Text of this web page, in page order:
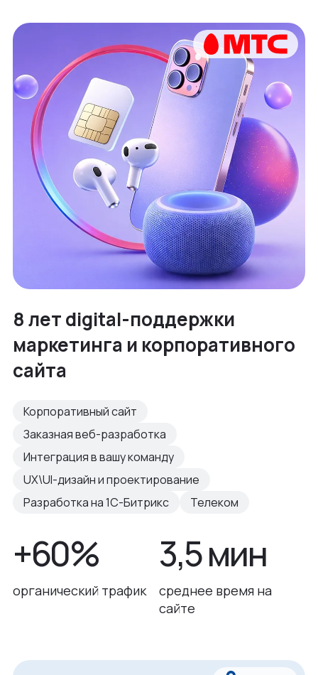
8 лет digital-поддержки
маркетинга и корпоративного
сайта
Корпоративный сайт
Заказная веб-разработка
Интеграция в вашу команду
UX\UI-дизайн и проектирование
Разработка на 1С-Битрикс
Телеком
+60%
органический трафик
3,5 мин
среднее время на
сайте